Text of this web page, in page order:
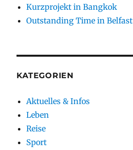
Kurzprojekt in Bangkok
Outstanding Time in Belfast
KATEGORIEN
Aktuelles & Infos
Leben
Reise
Sport